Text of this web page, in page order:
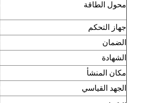
محول الطاقة
جهاز التحكم
الضمان
الشهادة
مكان المنشأ
الجهد القياسي